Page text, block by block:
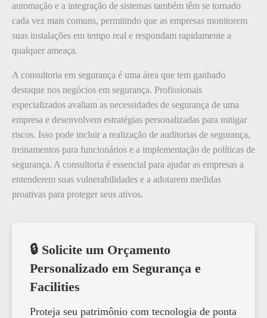
automação e a integração de sistemas também têm se tornado
cada vez mais comuns, permitindo que as empresas monitorem
suas instalações em tempo real e respondam rapidamente a
qualquer ameaça.
A consultoria em segurança é uma área que tem ganhado
destaque nos negócios em segurança. Profissionais
especializados avaliam as necessidades de segurança de uma
empresa e desenvolvem estratégias personalizadas para mitigar
riscos. Isso pode incluir a realização de auditorias de segurança,
treinamentos para funcionários e a implementação de políticas de
segurança. A consultoria é essencial para ajudar as empresas a
entenderem suas vulnerabilidades e a adotarem medidas
proativas para proteger seus ativos.
🔒 Solicite um Orçamento
Personalizado em Segurança e
Facilities
Proteja seu patrimônio com tecnologia de ponta